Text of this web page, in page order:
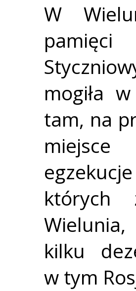
W
pamięci
mogiła
tam, na
których
kilku
w tym